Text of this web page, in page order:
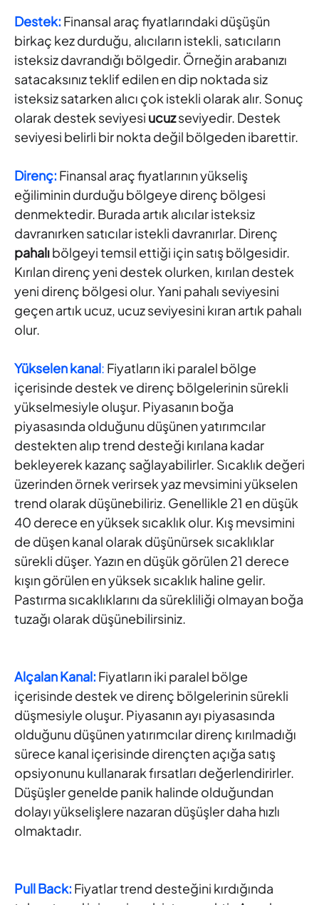
Destek: Finansal araç fiyatlarındaki düşüşün
birkaç kez durduğu, alıcıların istekli, satıcıların
isteksiz davrandığı bölgedir. Örneğin arabanızı
satacaksınız teklif edilen en dip noktada siz
isteksiz satarken alıcı çok istekli olarak alır. Sonuç
olarak destek seviyesi ucuzseviyedir. Destek
seviyesi belirli bir nokta değil bölgeden ibarettir.
Direnç: Finansal araç fiyatlarının yükseliş
eğiliminin durduğu bölgeye direnç bölgesi
denmektedir. Burada artık alıcılar isteksiz
davranırken satıcılar istekli davranırlar. Direnç
pahalıbölgeyi temsil ettiği için satış bölgesidir.
Kırılan direnç yeni destek olurken, kırılan destek
yeni direnç bölgesi olur. Yani pahalı seviyesini
geçen artık ucuz, ucuz seviyesini kıran artık pahalı
olur.
Yükselen kanal: Fiyatların iki paralel bölge
içerisinde destek ve direnç bölgelerinin sürekli
yükselmesiyle oluşur. Piyasanın boğa
piyasasında olduğunu düşünen yatırımcılar
destekten alıp trend desteği kırılana kadar
bekleyerek kazanç sağlayabilirler. Sıcaklık değeri
üzerinden örnek verirsek yaz mevsimini yükselen
trend olarak düşünebiliriz. Genellikle 21 en düşük
40 derece en yüksek sıcaklık olur. Kış mevsimini
de düşen kanal olarak düşünürsek sıcaklıklar
sürekli düşer. Yazın en düşük görülen 21 derece
kışın görülen en yüksek sıcaklık haline gelir.
Pastırma sıcaklıklarını da sürekliliği olmayan boğa
tuzağı olarak düşünebilirsiniz.
Alçalan Kanal: Fiyatların iki paralel bölge
içerisinde destek ve direnç bölgelerinin sürekli
düşmesiyle oluşur. Piyasanın ayı piyasasında
olduğunu düşünen yatırımcılar direnç kırılmadığı
sürece kanal içerisinde dirençten açığa satış
opsiyonunu kullanarak fırsatları değerlendirirler.
Düşüşler genelde panik halinde olduğundan
dolayı yükselişlere nazaran düşüşler daha hızlı
olmaktadır.
Pull Back: Fiyatlar trend desteğini kırdığında